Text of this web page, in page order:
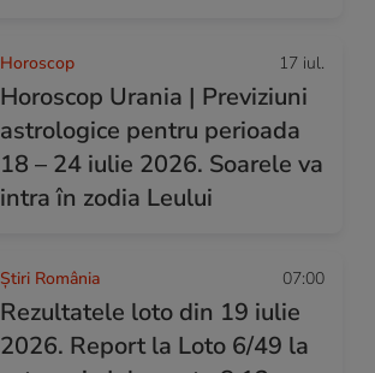
Horoscop 17 iul.
Horoscop Urania | Previziuni
astrologice pentru perioada
18 – 24 iulie 2026. Soarele va
intra în zodia Leului
Știri România 07:00
Rezultatele loto din 19 iulie
2026. Report la Loto 6/49 la